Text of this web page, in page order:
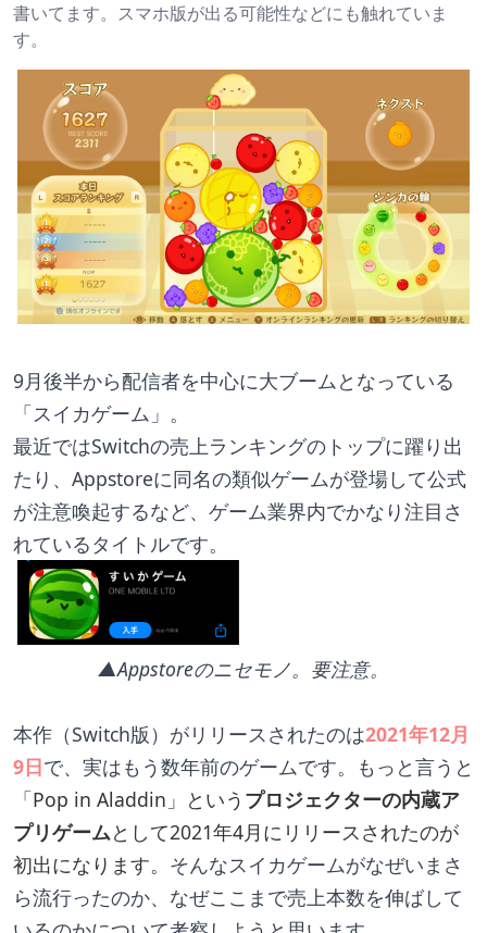
書いてます。スマホ版が出る可能性などにも触れていま
す。
9月後半から配信者を中心に大ブームとなっている
「スイカゲーム」。
最近ではSwitchの売上ランキングのトップに躍り出
たり、Appstoreに同名の類似ゲームが登場して公式
が注意喚起するなど、ゲーム業界内でかなり注目さ
れているタイトルです。
▲Appstoreのニセモノ。要注意。
本作（Switch版）がリリースされたのは2021年12月
9日で、実はもう数年前のゲームです。もっと言うと
「Pop in Aladdin」という プロジェクターの内蔵ア
プリゲームとして2021年4月にリリースされたのが
初出になります。 そんなスイカゲームがなぜいまさ
ら流行ったのか、なぜここまで売上本数を伸ばして